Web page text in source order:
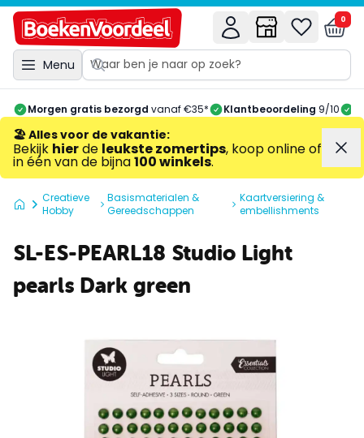
Menu
0
Morgen gratis bezorgd vanaf €35* Klantbeoordeling 9/10
🏖️ Alles voor de vakantie:
Bekijk hierde leukste zomertips, koop online of
in één van de bijna100 winkels.
Creatieve
Hobby
Basismaterialen &
Gereedschappen
Kaartversiering &
embellishments
SL-ES-PEARL18 Studio Light
pearls Dark green